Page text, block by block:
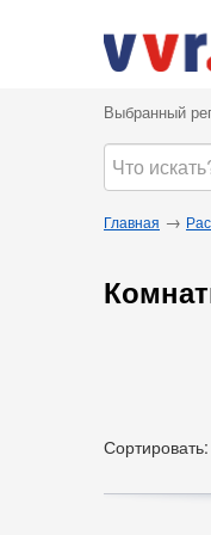
Выбранный
Главная →
Сортировать: